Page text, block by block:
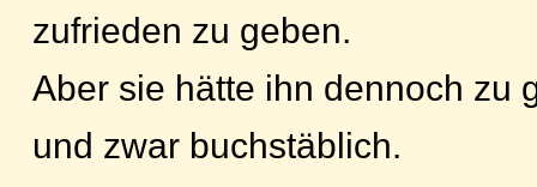
zufrieden zu geben.
Aber sie hätte ihn dennoch zu
und zwar buchstäblich.